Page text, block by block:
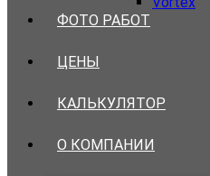
ФОТО РАБОТ
ЦЕНЫ
КАЛЬКУЛЯТОР
О КОМПАНИИ